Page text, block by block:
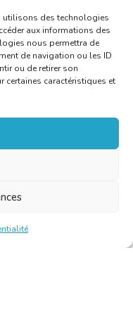
utilisons des technologies
aux informations des
nous permettra de
de navigation ou les ID
ou de retirer son
certaines caractéristiques et